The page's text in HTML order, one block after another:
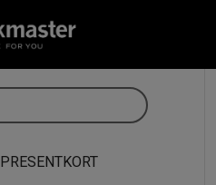
PRESENTKORT